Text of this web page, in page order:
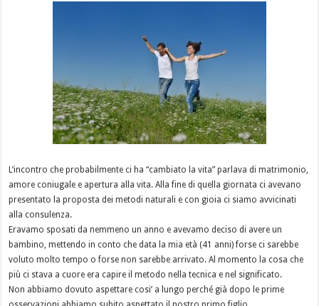
L’incontro che probabilmente ci ha “cambiato la vita” parlava di matrimonio,
amore coniugale e apertura alla vita. Alla fine di quella giornata ci avevano
presentato la proposta dei metodi naturali e con gioia ci siamo avvicinati
alla consulenza.
Eravamo sposati da nemmeno un anno e avevamo deciso di avere un
bambino, mettendo in conto che data la mia età (41 anni) forse ci sarebbe
voluto molto tempo o forse non sarebbe arrivato. Al momento la cosa che
più ci stava a cuore era capire il metodo nella tecnica e nel significato.
Non abbiamo dovuto aspettare cosi’ a lungo perché già dopo le prime